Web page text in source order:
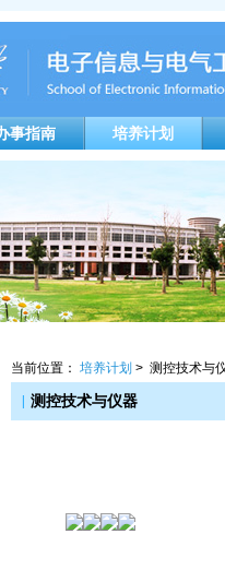
事指南 培养计划
当前位置：培养计划 > 测控技术与
测控技术与仪器